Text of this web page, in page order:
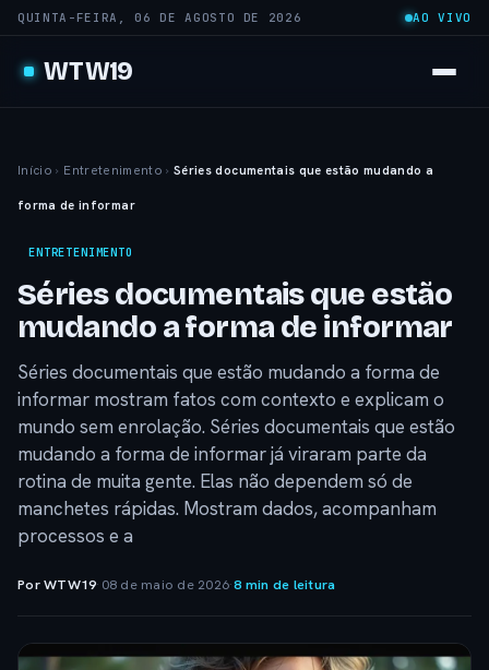
QUINTA-FEIRA, 06 DE AGOSTO DE 2026 AO VIVO
WTW19
Início › Entretenimento › Séries documentais que estão mudando a
forma de informar
ENTRETENIMENTO
Séries documentais que estão
mudando a forma de informar
Séries documentais que estão mudando a forma de
informar mostram fatos com contexto e explicam o
mundo sem enrolação. Séries documentais que estão
mudando a forma de informar já viraram parte da
rotina de muita gente. Elas não dependem só de
manchetes rápidas. Mostram dados, acompanham
processos e a
Por WTW19· 08 de maio de 2026·8 min de leitura